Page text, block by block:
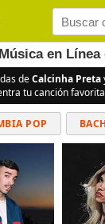
en
deCalcinha Preta
tu canción
POP